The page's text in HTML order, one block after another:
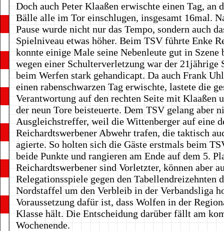
Doch auch Peter Klaaßen erwischte einen Tag, an
Bälle alle im Tor einschlugen, insgesamt 16mal.
Pause wurde nicht nur das Tempo, sondern auch
Spielniveau etwas höher. Beim TSV führte Enke
konnte einige Male seine Nebenleute gut in Szene
wegen einer Schulterverletzung war der 21jährige
beim Werfen stark gehandicapt. Da auch Frank
einen rabenschwarzen Tag erwischte, lastete die
Verantwortung auf den rechten Seite mit Klaaßen
der neun Tore beisteuerte. Dem TSV gelang aber
Ausgleichstreffer, weil die Wittenberger auf eine
Reichardtswerbener Abwehr trafen, die taktisch
agierte. So holten sich die Gäste erstmals beim
beide Punkte und rangieren am Ende auf dem 5.
Reichardtswerbener sind Vorletzter, können aber
Relegationsspiele gegen den Tabellendreizehnten
Nordstaffel um den Verbleib in der Verbandsliga
Voraussetzung dafür ist, dass Wolfen in der
Klasse hält. Die Entscheidung darüber fällt am
Wochenende.